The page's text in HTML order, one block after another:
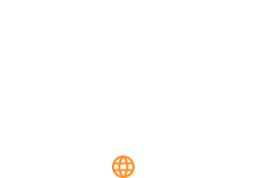
3 étoiles